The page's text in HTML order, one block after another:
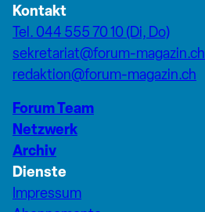
Kontakt
Tel. 044 555 70 10 (Di, Do)
sekretariat@forum-magazin.ch
redaktion@forum-magazin.ch
Forum Team
Netzwerk
Archiv
Dienste
Impressum